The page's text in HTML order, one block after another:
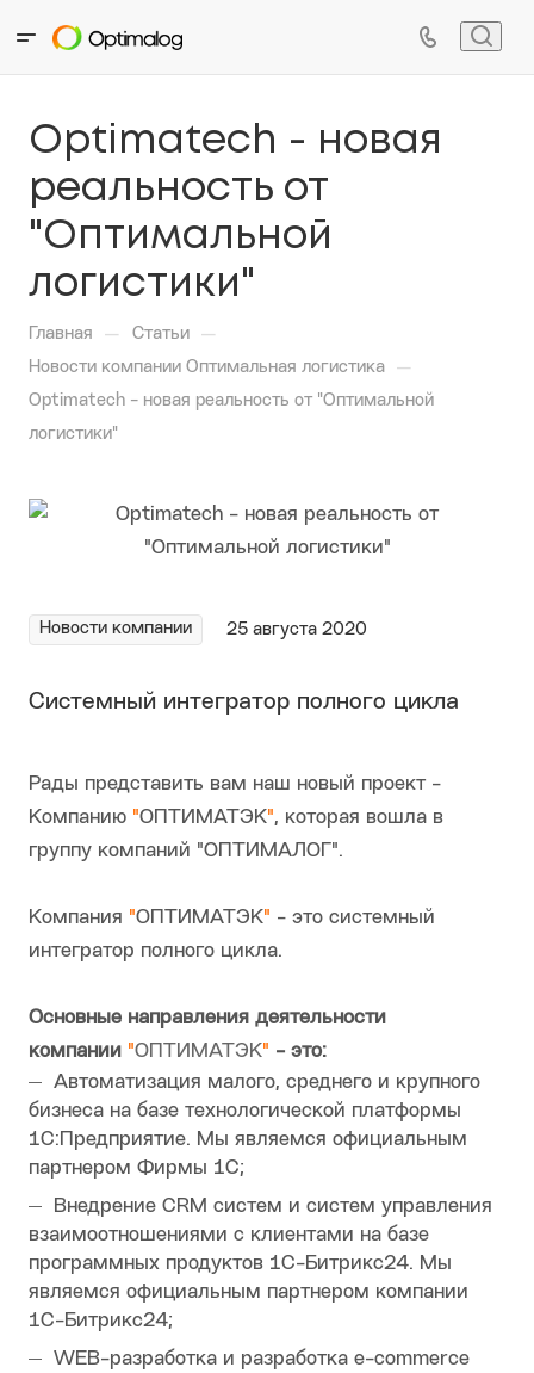
Optimatech - новая
реальность от
"Оптимальной
логистики"
Главная — Статьи —
Новости компании Оптимальная логистика —
Optimatech - новая реальность от "Оптимальной
логистики"
Новости компании 25 августа 2020
Системный интегратор полного цикла
Рады представить вам наш новый проект -
Компанию "ОПТИМАТЭК", которая вошла в
группу компаний "ОПТИМАЛОГ".
Компания "ОПТИМАТЭК" - это системный
интегратор полного цикла.
Основные направления деятельности
компании "ОПТИМАТЭК" - это:
Автоматизация малого, среднего и крупного
бизнеса на базе технологической платформы
1С:Предприятие. Мы являемся официальным
партнером Фирмы 1С;
Внедрение CRM систем и систем управления
взаимоотношениями с клиентами на базе
программных продуктов 1С-Битрикс24. Мы
являемся официальным партнером компании
1С-Битрикс24;
WEB-разработка и разработка e-commerce